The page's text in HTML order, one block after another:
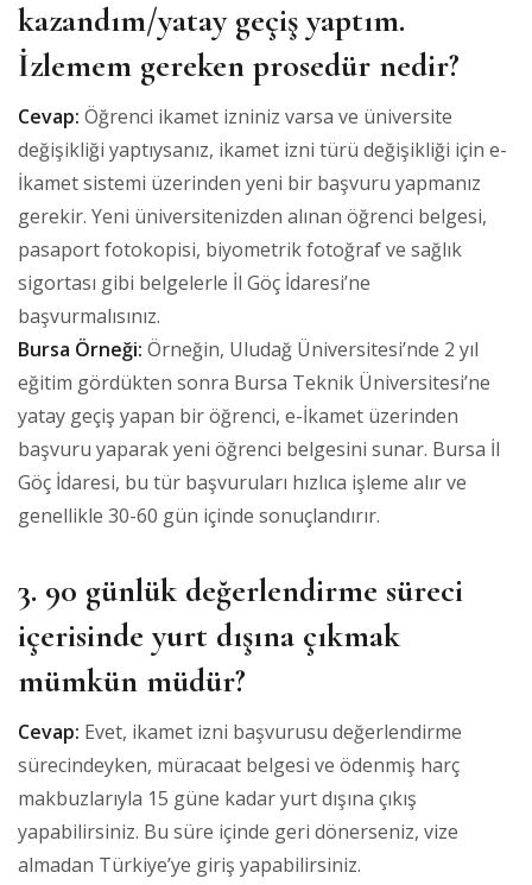
kazandım/yatay geçiş yaptım.
İzlemem gereken prosedür nedir?
Cevap: Öğrenci ikamet izniniz varsa ve üniversite
değişikliği yaptıysanız, ikamet izni türü değişikliği için e-
İkamet sistemi üzerinden yeni bir başvuru yapmanız
gerekir. Yeni üniversitenizden alınan öğrenci belgesi,
pasaport fotokopisi, biyometrik fotoğraf ve sağlık
sigortası gibi belgelerle İl Göç İdaresi’ne
başvurmalısınız.
Bursa Örneği: Örneğin, Uludağ Üniversitesi’nde 2 yıl
eğitim gördükten sonra Bursa Teknik Üniversitesi’ne
yatay geçiş yapan bir öğrenci, e-İkamet üzerinden
başvuru yaparak yeni öğrenci belgesini sunar. Bursa İl
Göç İdaresi, bu tür başvuruları hızlıca işleme alır ve
genellikle 30-60 gün içinde sonuçlandırır.
3. 90 günlük değerlendirme süreci
içerisinde yurt dışına çıkmak
mümkün müdür?
Cevap: Evet, ikamet izni başvurusu değerlendirme
sürecindeyken, müracaat belgesi ve ödenmiş harç
makbuzlarıyla 15 güne kadar yurt dışına çıkış
yapabilirsiniz. Bu süre içinde geri dönerseniz, vize
almadan Türkiye’ye giriş yapabilirsiniz.